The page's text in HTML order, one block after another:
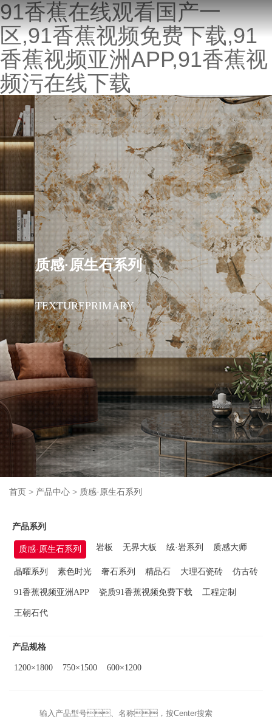
91香蕉在线观看国产一
区,91香蕉视频免费下载,91
香蕉视频亚洲APP,91香蕉视
频污在线下载
质感·原生石系列
TEXTUREPRIMARY
首页 > 产品中心 > 质感·原生石系列
产品系列
质感·原生石系列 岩板 无界大板 绒·岩系列 质感大师
晶曜系列 素色时光 奢石系列 精品石 大理石瓷砖 仿古砖
91香蕉视频亚洲APP 瓷质91香蕉视频免费下载 工程定制
王朝石代
产品规格
1200×1800 750×1500 600×1200